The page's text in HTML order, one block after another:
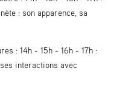
: son apparence, sa
: 14h - 15h - 16h - 17h :
interactions avec